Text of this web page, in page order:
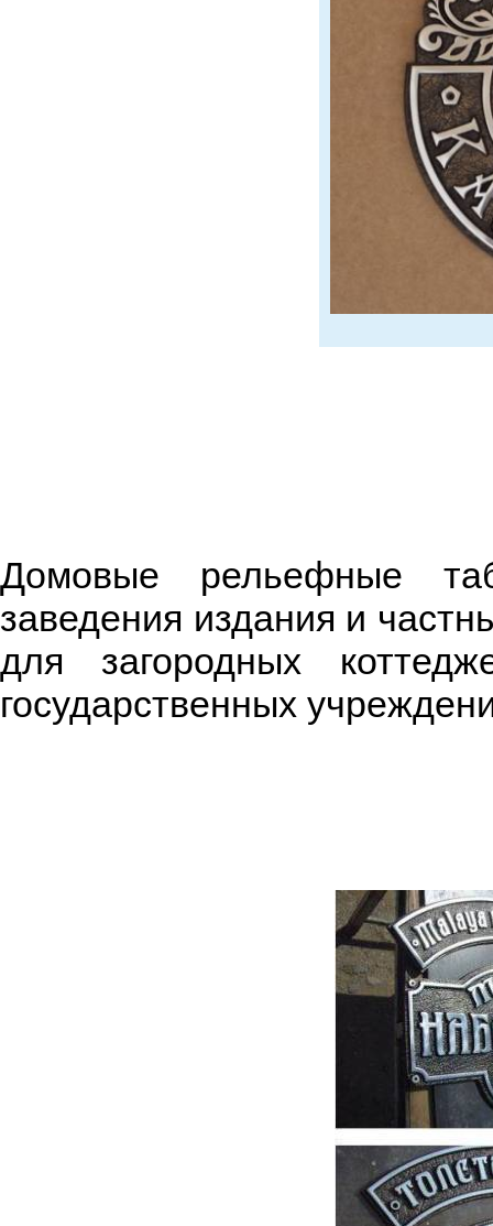
Домовые рельефные
заведения издания и
для загородных
государственных